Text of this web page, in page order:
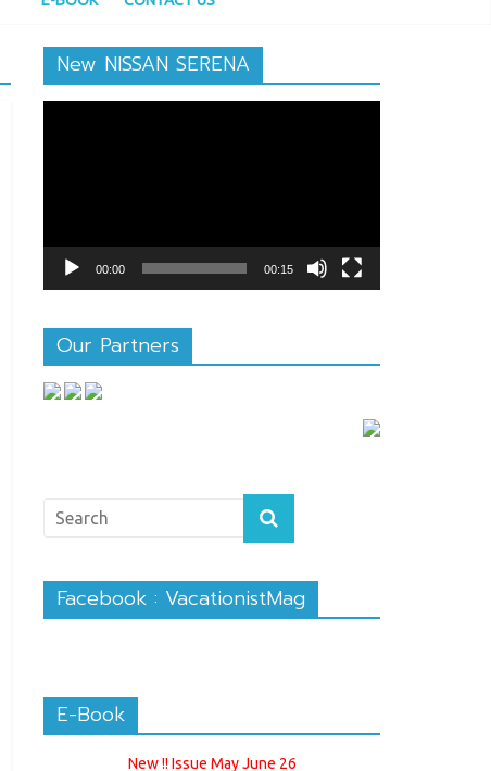
New NISSAN SERENA
00:00 00:15
Our Partners
Facebook : VacationistMag
E-Book
New !! Issue May June 26